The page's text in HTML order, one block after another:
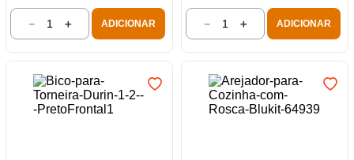
＋
－ ADICIONAR ＋
－ ADICIONAR